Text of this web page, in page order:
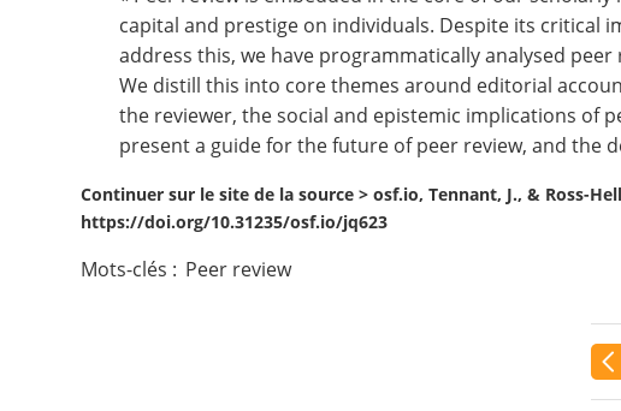
Nous suivre
capital and prestige on individuals. Despite its
address this, we have programmatically analysed
We distill this into core themes around editorial
the reviewer, the social and epistemic implications of
present a guide for the future of peer review, and the
Continuer sur le site de la source >osf.io, Tennant, J., & Ross-
https://doi.org/10.31235/osf.io/jq623
Mots-clés : Peer review